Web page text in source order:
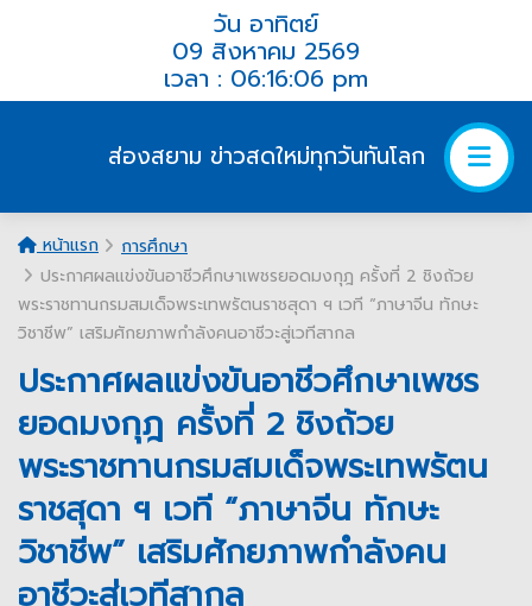
วัน อาทิตย์
09 สิงหาคม 2569
เวลา : 06:16:06 pm
ส่องสยาม ข่าวสดใหม่ทุกวันทันโลก
หน้าแรก
การศึกษา
ประกาศผลแข่งขันอาชีวศึกษาเพชรยอดมงกุฎ ครั้งที่ 2 ชิงถ้วย
พระราชทานกรมสมเด็จพระเทพรัตนราชสุดา ฯ เวที “ภาษาจีน ทักษะ
วิชาชีพ” เสริมศักยภาพกำลังคนอาชีวะสู่เวทีสากล
ประกาศผลแข่งขันอาชีวศึกษาเพชร
ยอดมงกุฎ ครั้งที่ 2 ชิงถ้วย
พระราชทานกรมสมเด็จพระเทพรัตน
ราชสุดา ฯ เวที “ภาษาจีน ทักษะ
วิชาชีพ” เสริมศักยภาพกำลังคน
อาชีวะสู่เวทีสากล